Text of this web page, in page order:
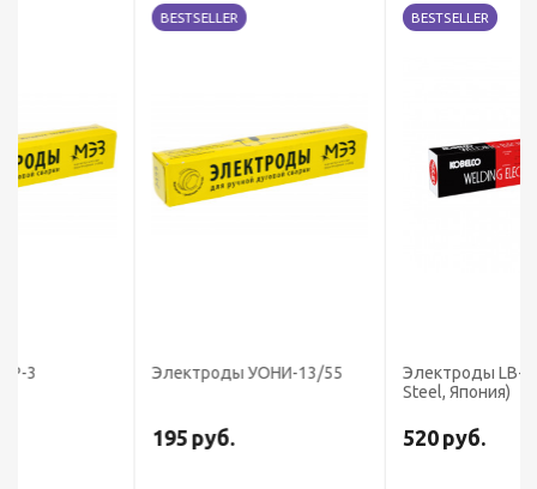
Электроды УОНИ-13/55
Электроды LB-52U (Kobe